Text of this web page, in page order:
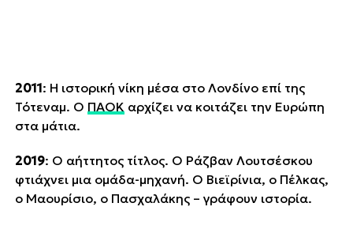
2011: Η ιστορική νίκη μέσα στο Λονδίνο επί της
Τότεναμ. Ο ΠΑΟΚ αρχίζει να κοιτάζει την Ευρώπη
στα μάτια.
2019: Ο αήττητος τίτλος. Ο Ράζβαν Λουτσέσκου
φτιάχνει μια ομάδα-μηχανή. Ο Βιεϊρίνια, ο Πέλκας,
ο Μαουρίσιο, ο Πασχαλάκης – γράφουν ιστορία.